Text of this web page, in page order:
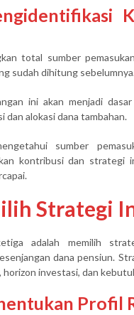
total sumber
sudah dihitung
ini akan menjadi
dan alokasi dana tambahan.
sumber
kontribusi dan strategi
Strategi
adalah memilih
dana pensiun.
horizon investasi, dan
Profil